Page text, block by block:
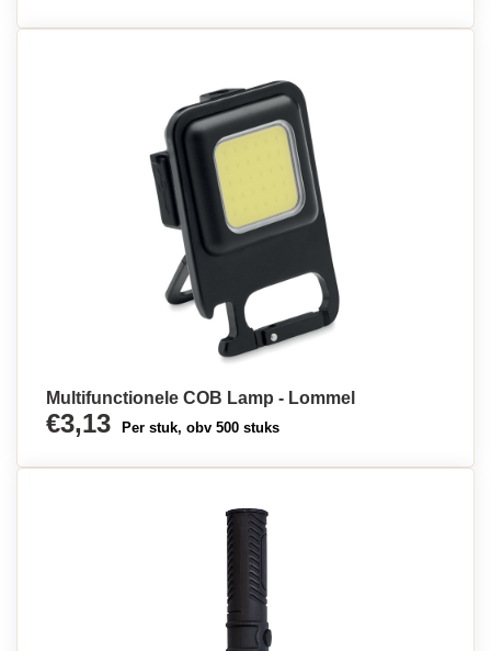
Multifunctionele COB Lamp - Lommel
€3,13 Per stuk, obv 500 stuks